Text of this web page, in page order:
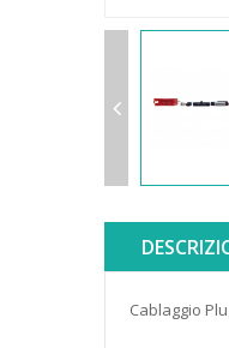
Cablaggio